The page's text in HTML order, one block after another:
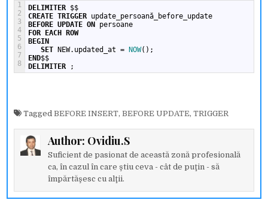
1
2
3
4
5
6
7
8
DELIMITER $$
CREATE TRIGGER update_persoană_before_update
BEFORE UPDATE ON
persoane
FOR EACH ROW
BEGIN
SET
NEW.updated_at = NOW();
END$$
DELIMITER
;
TaggedBEFORE INSERT,BEFORE UPDATE,TRIGGER
Author: Ovidiu.S
Suficient de pasionat de această zonă profesională
ca, în cazul în care ştiu ceva - cât de puţin - să
împărtăşesc cu alţii.